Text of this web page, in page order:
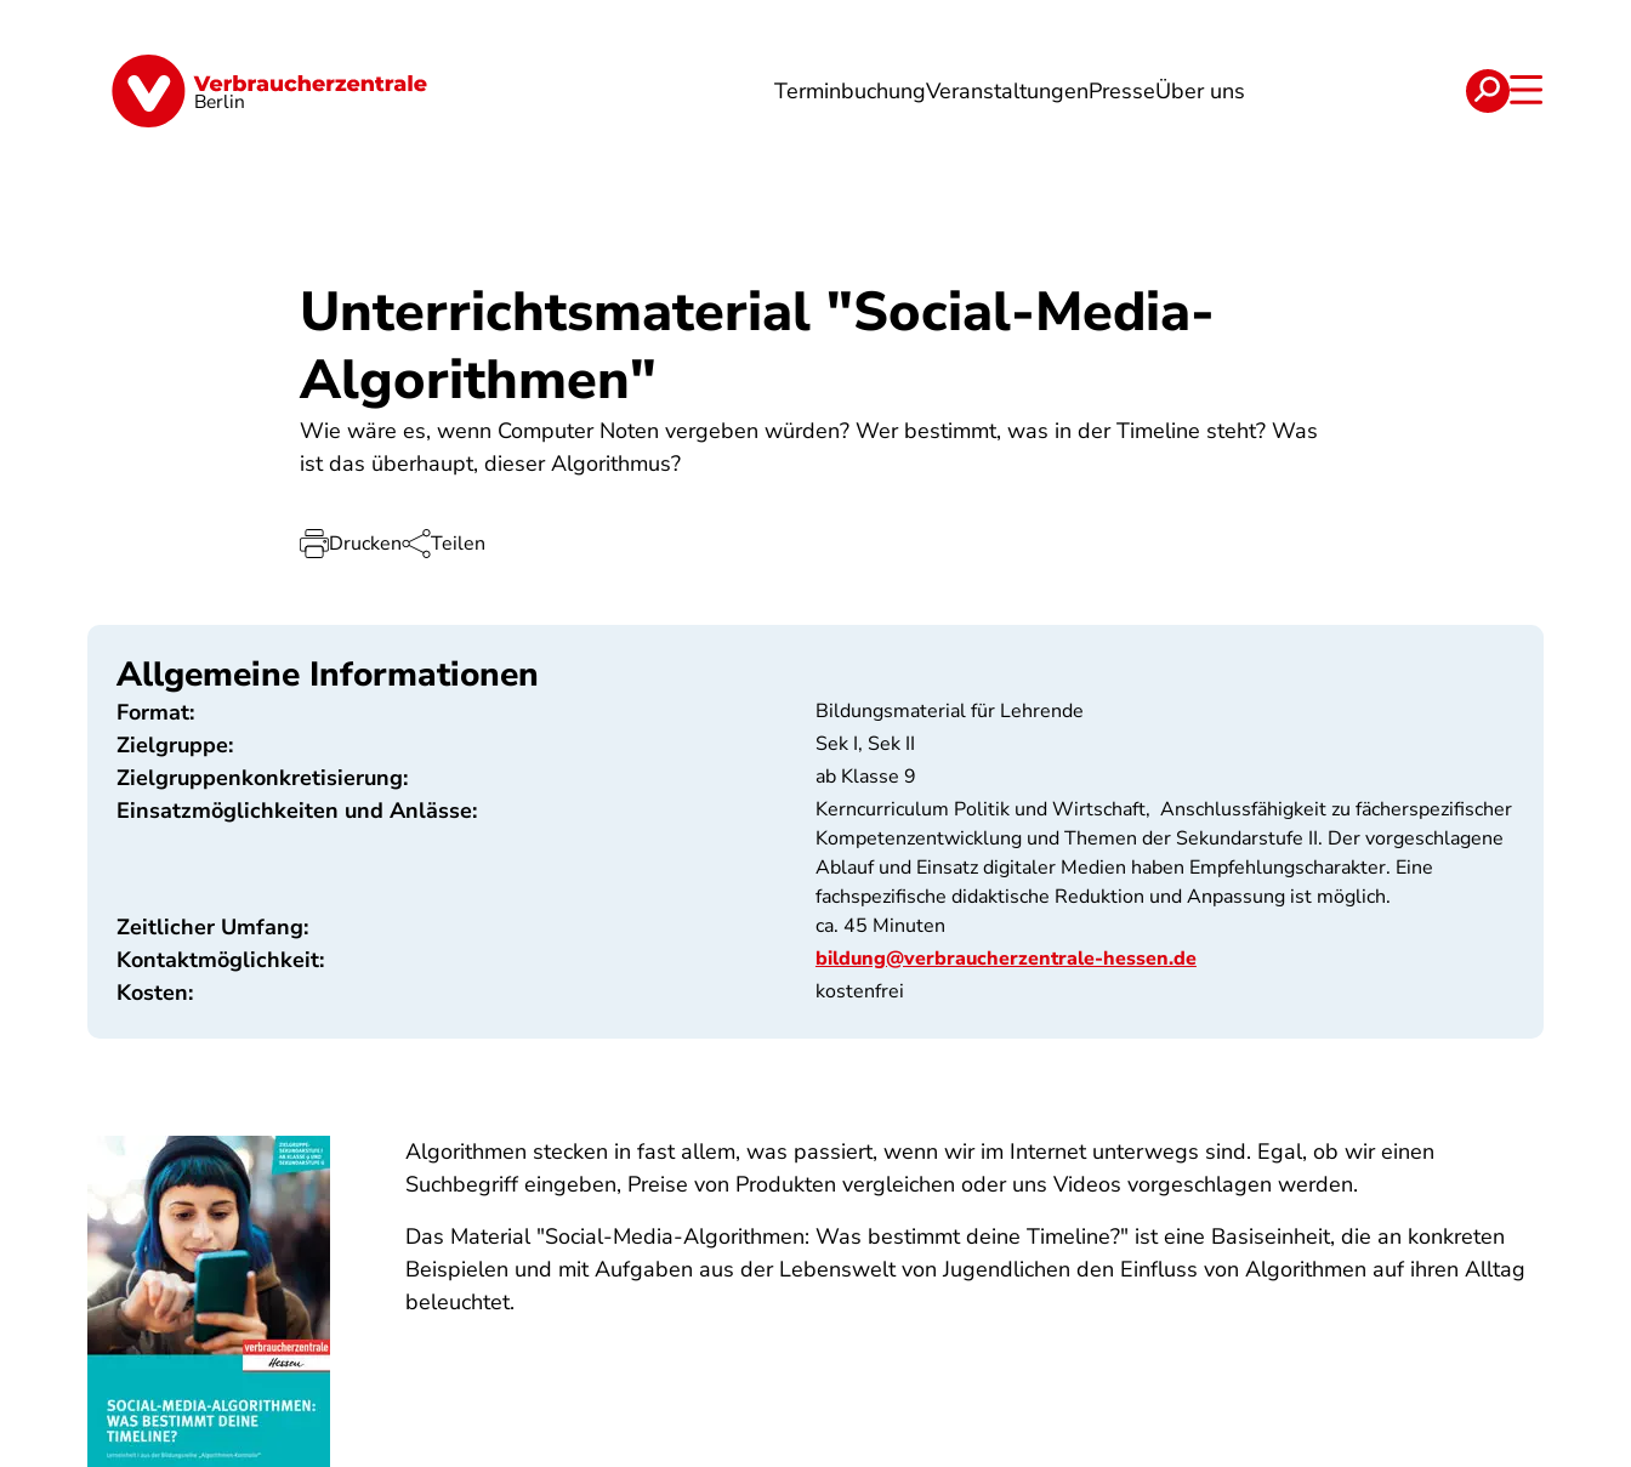
Berlin TerminbuchungVeranstaltungenPresseÜber uns
Finanzen Digitales Lebensmittel Gesundheit Energie Reise Verträge
Unterrichtsmaterial "Social-Media-
Algorithmen"
Wie wäre es, wenn Computer Noten vergeben würden? Wer bestimmt, was in der Timeline steht? Was
ist das überhaupt, dieser Algorithmus?
Drucken Teilen
Allgemeine Informationen
Format: Bildungsmaterial für Lehrende
Zielgruppe: Sek I, Sek II
Zielgruppenkonkretisierung: ab Klasse 9
Einsatzmöglichkeiten und Anlässe:
Kerncurriculum Politik und Wirtschaft, Anschlussfähigkeit zu fächerspezifischer
Kompetenzentwicklung und Themen der Sekundarstufe II. Der vorgeschlagene
Ablauf und Einsatz digitaler Medien haben Empfehlungscharakter. Eine
fachspezifische didaktische Reduktion und Anpassung ist möglich.
Zeitlicher Umfang: ca. 45 Minuten
Kontaktmöglichkeit: bildung@verbraucherzentrale-hessen.de
Kosten: kostenfrei
Algorithmen stecken in fast allem, was passiert, wenn wir im Internet unterwegs sind. Egal, ob wir einen
Suchbegriff eingeben, Preise von Produkten vergleichen oder uns Videos vorgeschlagen werden.
Das Material "Social-Media-Algorithmen: Was bestimmt deine Timeline?" ist eine Basiseinheit, die an konkreten
Beispielen und mit Aufgaben aus der Lebenswelt von Jugendlichen den Einfluss von Algorithmen auf ihren Alltag
beleuchtet.